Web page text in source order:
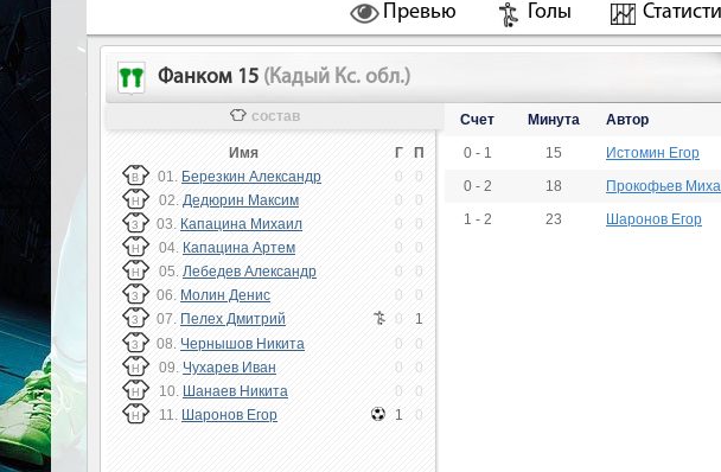
Превью Голы
Фанком 15 (Кадый Кс. обл.)
состав
Имя Г П
В 01. Березкин Александр 0 0
Н 02. Дедюрин Максим 0 0
З 03. Капацина Михаил 0 0
Н 04. Капацина Артем 0 0
Н 05. Лебедев Александр 0 0
З 06. Молин Денис 0 0
З 07. Пелех Дмитрий 0 1
З 08. Чернышов Никита 0 0
Н 09. Чухарев Иван 0 0
Н 10. Шанаев Никита 0 0
Н 11. Шаронов Егор 1 0
Счет Минута Автор
0 - 1
15 Истомин Егор
0 - 2
18 Прокофьев
1 - 2
23 Шаронов Егор